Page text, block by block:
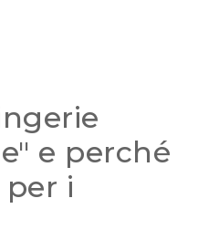
e perché
i